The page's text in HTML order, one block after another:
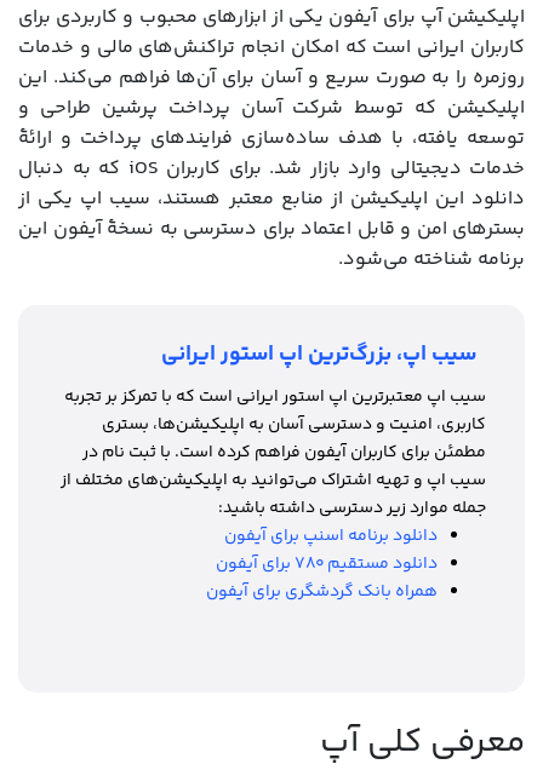
اپلیکیشن آپ برای آیفون یکی از ابزارهای محبوب و کاربردی برای
کاربران ایرانی است که امکان انجام تراکنش‌های مالی و خدمات
روزمره را به صورت سریع و آسان برای آن‌ها فراهم می‌کند. این
اپلیکیشن که توسط شرکت آسان پرداخت پرشین طراحی و
توسعه یافته، با هدف ساده‌سازی فرایندهای پرداخت و ارائۀ
خدمات دیجیتالی وارد بازار شد. برای کاربران iOS که به دنبال
دانلود این اپلیکیشن از منابع معتبر هستند، سیب اپ یکی از
بسترهای امن و قابل اعتماد برای دسترسی به نسخۀ آیفون این
برنامه شناخته می‌شود.
سیب اپ، بزرگ‌ترین اپ استور ایرانی
سیب اپ معتبرترین اپ استور ایرانی است که با تمرکز بر تجربه
کاربری، امنیت و دسترسی آسان به اپلیکیشن‌ها، بستری
مطمئن برای کاربران آیفون فراهم کرده است. با ثبت نام در
سیب اپ و تهیه اشتراک می‌توانید به اپلیکیشن‌های مختلف از
جمله موارد زیر دسترسی داشته باشید:
دانلود برنامه اسنپ برای آیفون
دانلود مستقیم ۷۸۰ برای آیفون
همراه بانک گردشگری برای آیفون
معرفی کلی آپ